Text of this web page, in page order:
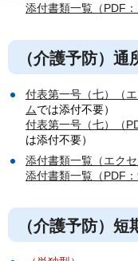
添付書類一覧（PDF：
（介護予防）
付表第一号（七）（エ
ムでは添付不要）
付表第一号（七）（
は添付不要）
添付書類一覧（エクセ
添付書類一覧（PDF：
（介護予防）